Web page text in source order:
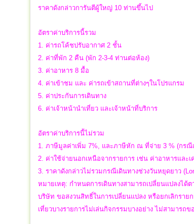
ราคาดังกล่าวการันตีผู้ใหญ่ 10 ท่านขึ้นไป
อัตราค่าบริการนี้รวม
1. ค่ารถโค้ชปรับอากาศ 2 ชั้น
2. ค่าที่พัก 2 คืน (พัก 2-3-4 ท่านต่อห้อง)
3. ค่าอาหาร 8 มื้อ
4. ค่าเข้าชม และ ค่ารถเข้าสถานที่ต่างๆในโปรแกรม
5. ค่าประกันการเดินทาง
6. ค่าเจ้าหน้านำเที่ยว และเจ้าหน้าที่บริการ
อัตราค่าบริการนี้ไม่รวม
1. ภาษีมูลค่าเพิ่ม 7%, และภาษีหัก ณ ที่จ่าย 3 % (กรณี
2. ค่าใช้จ่ายนอกเหนือจากรายการ เช่น ค่าอาหารแล
3. ราคาดังกล่าวไม่รวมกรณีเดินทางช่วงวันหยุดยาว
หมายเหตุ: กำหนดการเดินทางสามารถเปลี่ยนแปลงไ
บริษัท ขอสงวนสิทธิ์ในการเปลี่ยนแปลง หรือยกเลิกรา
เที่ยวบางรายการไม่เล่นกิจกรรมบางอย่าง ไม่สามาร